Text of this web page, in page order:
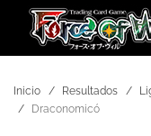
Inicio Resultados
Draconomicó